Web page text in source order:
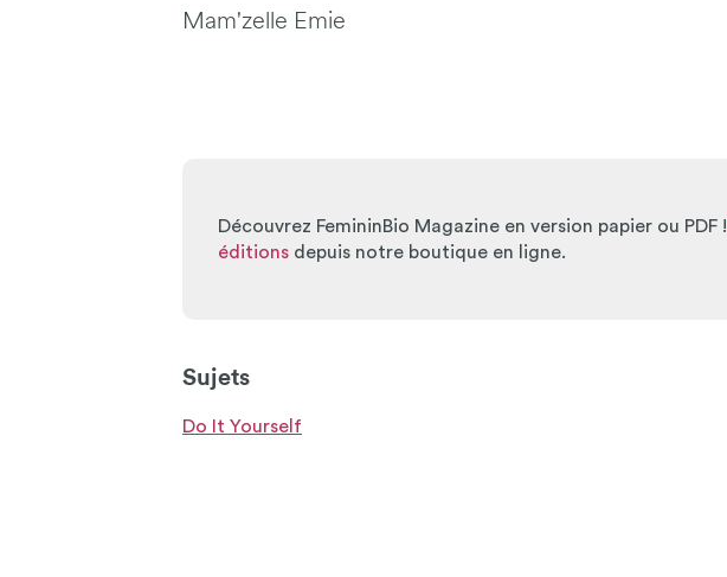
Mam'zelle Emie
Découvrez FemininBio Magazine en version papier ou PDF !
éditions depuis notre boutique en ligne.
Sujets
Do It Yourself